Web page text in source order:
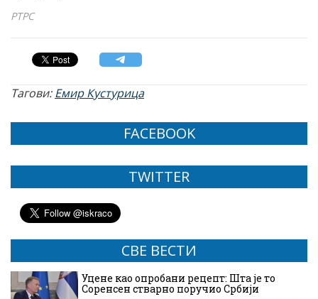
РТРС
Тагови:Емир Кустурица
FACEBOOK
TWITTER
СВЕ ВЕСТИ
Уцене као опробани рецепт: Шта је то
Соренсен стварно поручио Србији